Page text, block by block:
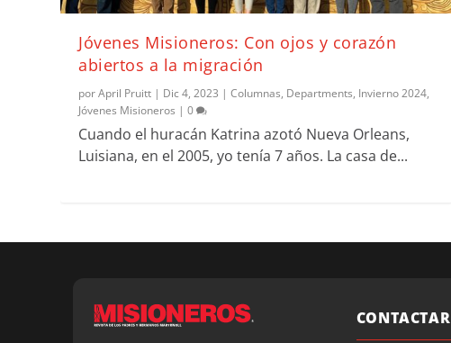
Jóvenes Misioneros: Con ojos y corazón
abiertos a la migración
porApril Pruitt | Dic 4, 2023 |Columnas, Departments, Invierno 2024,
Jóvenes Misioneros |0
Cuando el huracán Katrina azotó Nueva Orleans,
Luisiana, en el 2005, yo tenía 7 años. La casa de...
CONTACTAR